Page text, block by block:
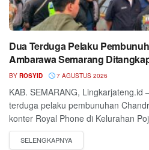
Dua Terduga Pelaku
Ambarawa Semarang
BY ROSYID 7 AGUSTUS 2026
KAB. SEMARANG, Lingkarjateng.id
terduga pelaku pembunuhan
konter Royal Phone di Kelurahan